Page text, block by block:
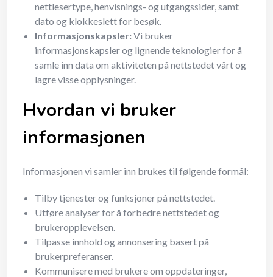
nettlesertype, henvisnings- og utgangssider, samt
dato og klokkeslett for besøk.
Informasjonskapsler:Vi bruker
informasjonskapsler og lignende teknologier for å
samle inn data om aktiviteten på nettstedet vårt og
lagre visse opplysninger.
Hvordan vi bruker
informasjonen
Informasjonen vi samler inn brukes til følgende formål:
Tilby tjenester og funksjoner på nettstedet.
Utføre analyser for å forbedre nettstedet og
brukeropplevelsen.
Tilpasse innhold og annonsering basert på
brukerpreferanser.
Kommunisere med brukere om oppdateringer,